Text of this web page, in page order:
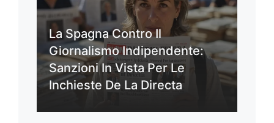
La Spagna Contro Il
Giornalismo Indipendente:
Sanzioni In Vista Per Le
Inchieste De La Directa